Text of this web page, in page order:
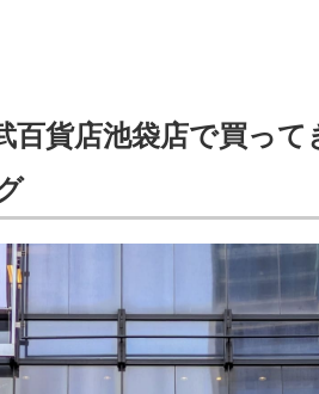
百貨店池袋店で買っ